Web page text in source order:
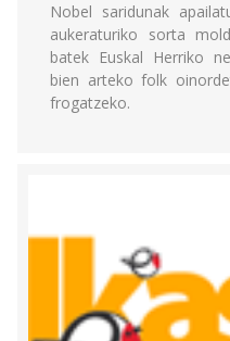
Nobel saridunak
aukeraturiko sorta
batek Euskal Herriko
bien arteko folk
frogatzeko.